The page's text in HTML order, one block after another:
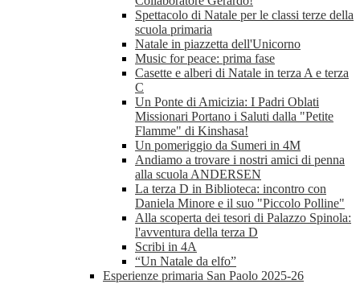
Spettacolo di Natale per le classi terze della
scuola primaria
Natale in piazzetta dell'Unicorno
Music for peace: prima fase
Casette e alberi di Natale in terza A e terza
C
Un Ponte di Amicizia: I Padri Oblati
Missionari Portano i Saluti dalla "Petite
Flamme" di Kinshasa!
Un pomeriggio da Sumeri in 4M
Andiamo a trovare i nostri amici di penna
alla scuola ANDERSEN
La terza D in Biblioteca: incontro con
Daniela Minore e il suo "Piccolo Polline"
Alla scoperta dei tesori di Palazzo Spinola:
l'avventura della terza D
Scribi in 4A
“Un Natale da elfo”
Esperienze primaria San Paolo 2025-26